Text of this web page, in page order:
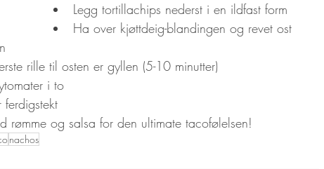
Legg tortillachips nederst i en ildfast form
Ha over kjøttdeig-blandingen og revet ost
rille til osten er gyllen (5-10 minutter)
i to
rømme og salsa for den ultimate tacofølelsen!
nachos